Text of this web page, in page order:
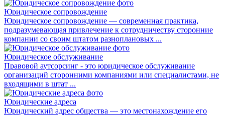
Юридическое сопровождение
Юридическое сопровождение — современная практика,
подразумевающая привлечение к сотрудничеству сторонние
компании со своим штатом разноплановых ...
Юридическое обслуживание
Правовой аутсорсинг - это юридическое обслуживание
организаций сторонними компаниями или специалистами, не
входящими в штат ...
Юридические адреса
Юридический адрес общества — это местонахождение его